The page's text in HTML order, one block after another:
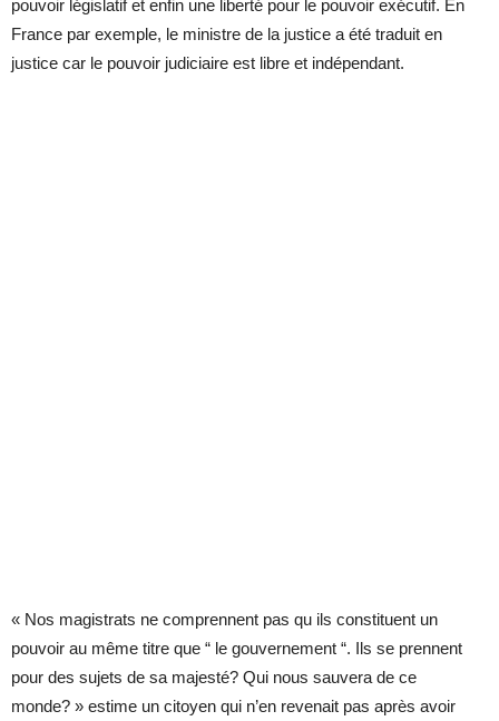
pouvoir législatif et enfin une liberté pour le pouvoir exécutif. En
France par exemple, le ministre de la justice a été traduit en
justice car le pouvoir judiciaire est libre et indépendant.
« Nos magistrats ne comprennent pas qu ils constituent un
pouvoir au même titre que “ le gouvernement “. Ils se prennent
pour des sujets de sa majesté? Qui nous sauvera de ce
monde? » estime un citoyen qui n’en revenait pas après avoir